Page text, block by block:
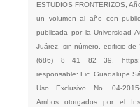
ESTUDIOS FRONTERIZOS,
un volumen al año con
publicada por la Universidad
Juárez, sin número, edificio de
(686) 8 41 82 39,
responsable: Lic. Guadalupe
Uso Exclusivo No. 04-2015-
Ambos otorgados por el